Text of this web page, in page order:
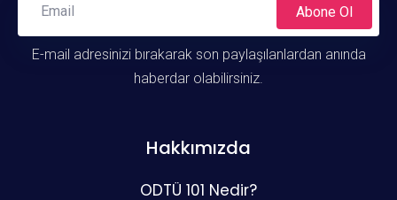
Abone Ol
E-mail adresinizi bırakarak son paylaşılanlardan anında
haberdar olabilirsiniz.
Hakkımızda
ODTÜ 101 Nedir?